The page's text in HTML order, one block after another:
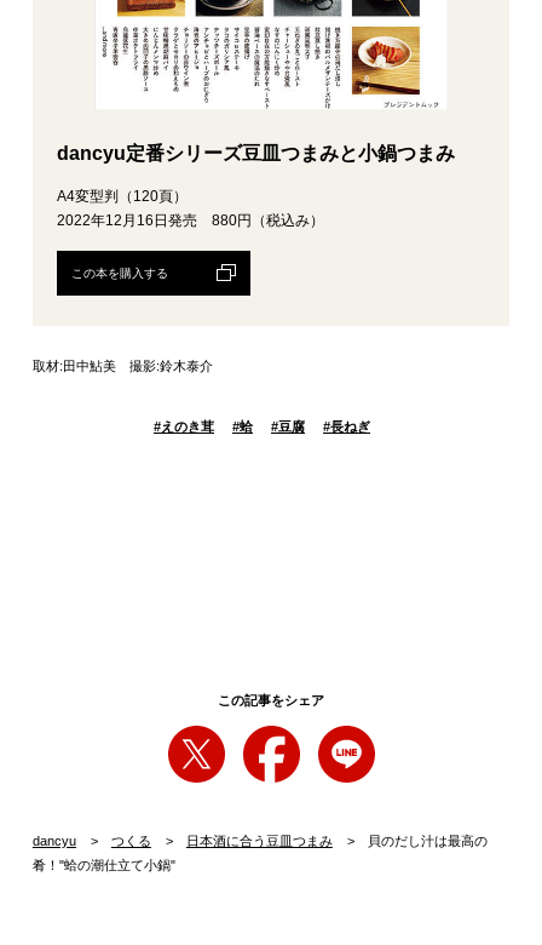
dancyu定番シリーズ豆皿つまみと小鍋つまみ
A4変型判（120頁）
2022年12月16日発売 880円（税込み）
この本を購入する
取材:田中鮎美 撮影:鈴木泰介
#えのき茸 #蛤 #豆腐 #長ねぎ
この記事をシェア
dancyu つくる 日本酒に合う豆皿つまみ
貝のだし汁は最高の
肴！"蛤の潮仕立て小鍋"